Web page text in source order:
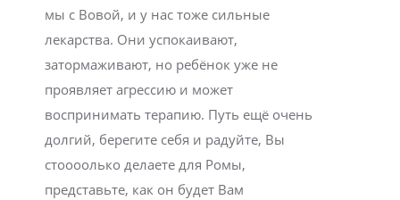
мы с Вовой, и у нас тоже сильные
лекарства. Они успокаивают,
затормаживают, но ребёнок уже не
проявляет агрессию и может
воспринимать терапию. Путь ещё очень
долгий, берегите себя и радуйте, Вы
стоооолько делаете для Ромы,
представьте, как он будет Вам